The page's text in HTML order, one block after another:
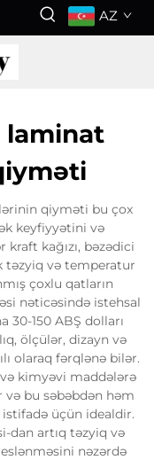
AZ
laminat
qiyməti bu çox
keyfiyyətini və
kağızı, bəzədici
təzyiq və temperatur
çoxlu qatların
nəticəsində istehsal
30-150 ABŞ dolları
ölçülər, dizayn və
olaraq fərqlənə bilər.
kimyəvi maddələrə
bu səbəbdən həm
istifadə üçün idealdir.
dan artıq təzyiq və
nəzərdə